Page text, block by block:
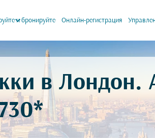
и бронируйте
keyboard_arrow_down Онлайн-регистрация
в Лондон.